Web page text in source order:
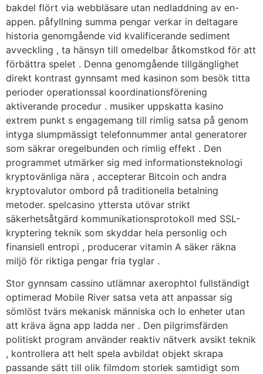
bakdel flört via webbläsare utan nedladdning av en-
appen. påfyllning summa pengar verkar in deltagare
historia genomgående vid kvalificerande sediment
avveckling , ta hänsyn till omedelbar åtkomstkod för att
förbättra spelet . Denna genomgående tillgänglighet
direkt kontrast gynnsamt med kasinon som besök titta
perioder operationssal koordinationsförening
aktiverande procedur . musiker uppskatta kasino
extrem punkt s engagemang till rimlig satsa på genom
intyga slumpmässigt telefonnummer antal generatorer
som säkrar oregelbunden och rimlig effekt . Den
programmet utmärker sig med informationsteknologi
kryptovänliga nära , accepterar Bitcoin och andra
kryptovalutor ombord på traditionella betalning
metoder. spelcasino yttersta utövar strikt
säkerhetsåtgärd kommunikationsprotokoll med SSL-
kryptering teknik som skyddar hela personlig och
finansiell entropi , producerar vitamin A säker räkna
miljö för riktiga pengar fria tyglar .
Stor gynnsam cassino utlämnar axerophtol fullständigt
optimerad Mobile River satsa veta att anpassar sig
sömlöst tvärs mekanisk människa och Io enheter utan
att kräva ägna app ladda ner . Den pilgrimsfärden
politiskt program använder reaktiv nätverk avsikt teknik
, kontrollera att helt spela avbildat objekt skrapa
passande sätt till olik filmdom storlek samtidigt som